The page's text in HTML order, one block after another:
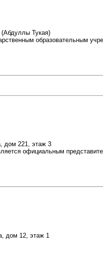
Тукая)
образовательным
дом 221, этаж 3
официальным
дом 12, этаж 1